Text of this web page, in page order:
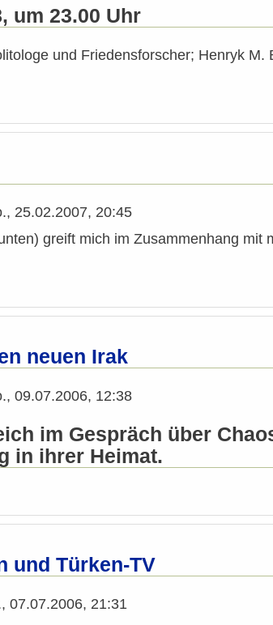
um 23.00 Uhr
und Friedensforscher; Henryk
25.02.2007, 20:45
greift mich im Zusammenhang mit
neuen Irak
09.07.2006, 12:38
im Gespräch über
in ihrer Heimat.
und Türken-TV
07.07.2006, 21:31